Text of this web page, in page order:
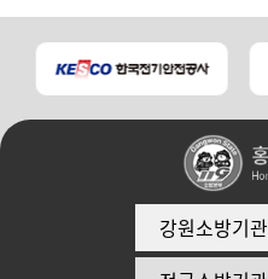
강원소방기관